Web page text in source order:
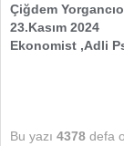
Çiğdem
23.Kasım 2024
Ekonomist ,Adli
Bu yazı 4378 defa